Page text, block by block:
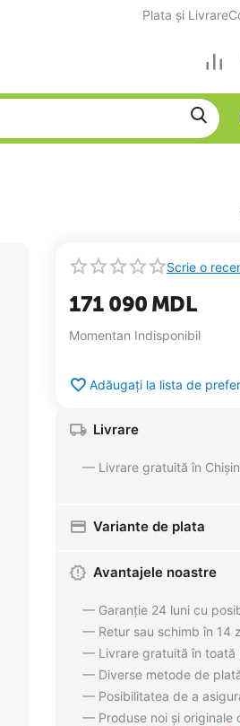
Plata și Livrare
Scrie o
171 090 MDL
Momentan Indisponibil
Adăugați la lista de
Livrare
— Livrare gratuită în
Variante de plata
Avantajele noastre
— Garanție 24 luni cu
— Retur sau schimb în 14
— Livrare gratuită în toată
— Diverse metode de
— Posibilitatea de a
— Produse noi și originale